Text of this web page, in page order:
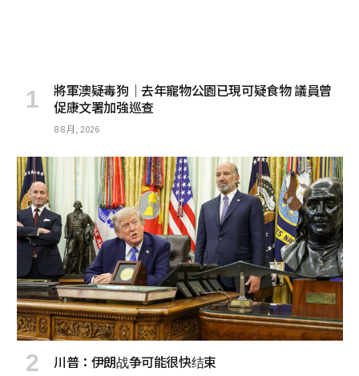
將軍澳疑毒狗│去年寵物公園已現可疑食物 議員曾
促康文署加強巡查
8 8 月, 2026
川普：伊朗战争可能很快结束